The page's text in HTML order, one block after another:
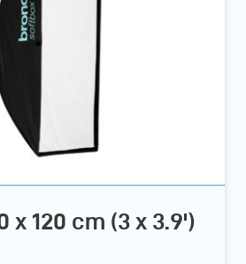
x 120 cm (3 x 3.9')